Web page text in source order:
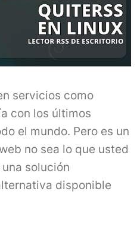
servicios como
con los últimos
el mundo. Pero es un
no sea lo que usted
solución
disponible